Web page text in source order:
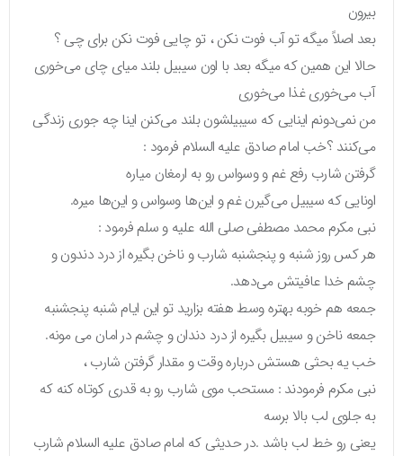
بیرون
بعد اصلاً میگه تو آب فوت نکن ، تو چایی فوت نکن برای چی ؟
حالا این همین که میگه بعد با اون سیبیل بلند میای چای می‌خوری
آب می‌خوری غذا می‌خوری
من نمی‌دونم اینایی که سیبیلشون بلند می‌کنن اینا چه جوری زندگی
می‌کنند ؟خب امام صادق علیه السلام فرمود :
گرفتن شارب رفع غم و وسواس رو به ارمغان میاره
اونایی که سیبیل می‌گیرن غم و این‌ها وسواس و این‌ها میره.
نبی مکرم محمد مصطفی صلی الله علیه و سلم فرمود :
هر کس روز شنبه و پنجشنبه شارب و ناخن بگیره از درد دندون و
چشم خدا عافیتش می‌دهد.
جمعه هم خوبه بهتره وسط هفته بزارید تو این ایام شنبه پنجشنبه
جمعه ناخن و سیبیل بگیره از درد دندان و چشم در امان می مونه.
خب یه بحثی هستش درباره وقت و مقدار گرفتن شارب ،
نبی مکرم فرمودند : مستحب موی شارب رو به قدری کوتاه کنه که
به جلوی لب بالا برسه
یعنی رو خط لب باشد .در حدیثی که امام صادق علیه السلام شارب